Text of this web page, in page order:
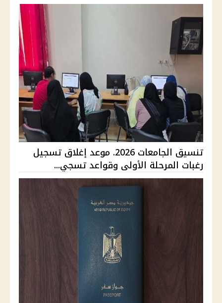
تنسيق الجامعات 2026. موعد إغلاق تسجيل
رغبات المرحلة الأولى وقواعد تسجي...